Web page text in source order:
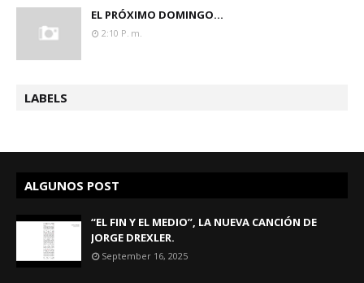
EL PRÓXIMO DOMINGO...
2:10 P. M.
LABELS
ALGUNOS POST
“EL FIN Y EL MEDIO”, LA NUEVA CANCIÓN DE
JORGE DREXLER.
September 16, 2025